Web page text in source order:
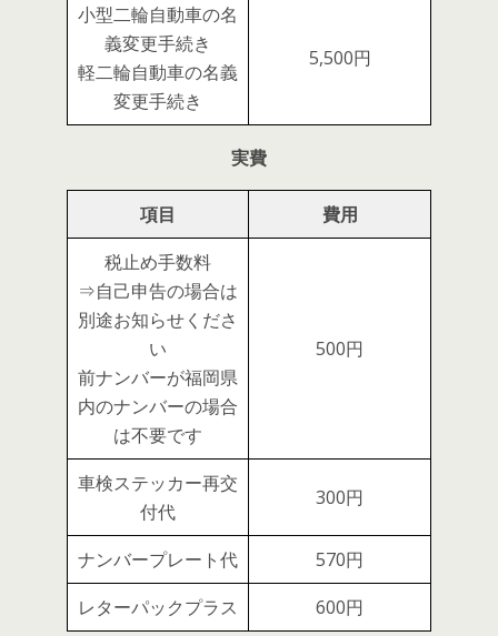
小型二輪自動車の名
義変更手続き
軽二輪自動車の名義
変更手続き
5,500円
実費
項目
費用
税止め手数料
⇒自己申告の場合は
別途お知らせくださ
い
前ナンバーが福岡県
内のナンバーの場合
は不要です
500円
車検ステッカー再交
付代
300円
ナンバープレート代
570円
レターパックプラス
600円